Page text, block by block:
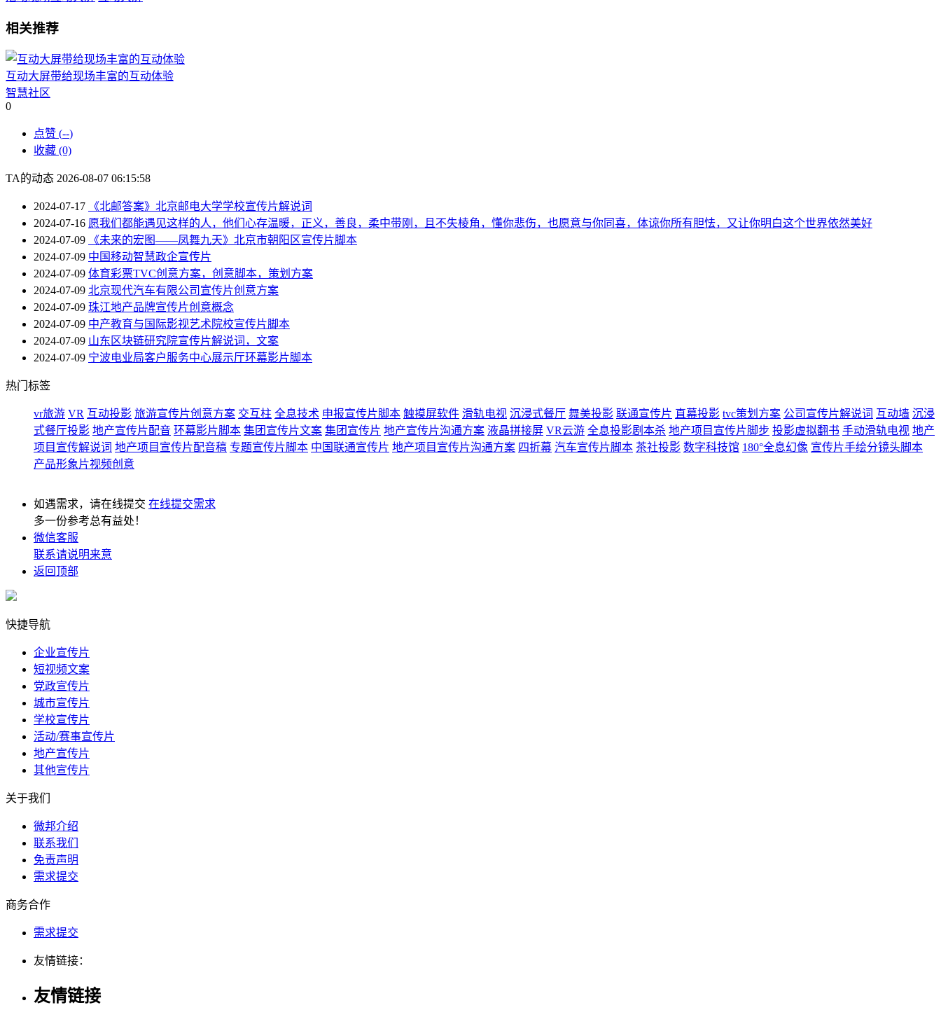
相关推荐
互动大屏带给现场丰富的互动体验
智慧社区
0
点赞 (--)
收藏 (0)
TA的动态 2026-08-07 06:15:58
2024-07-17
《北邮答案》北京邮电大学学校宣传片解说词
2024-07-16 愿我们都能遇见这样的人，他们心存温暖，正义，善良，柔中带刚，且不失棱角，懂你悲伤，也愿意与你同喜，体谅你所有胆怯，又让你明白这个世界依然美好
2024-07-09
《未来的宏图——凤舞九天》北京市朝阳区宣传片脚本
2024-07-09 中国移动智慧政企宣传片
2024-07-09 体育彩票TVC创意方案，创意脚本，策划方案
2024-07-09 北京现代汽车有限公司宣传片创意方案
2024-07-09 珠江地产品牌宣传片创意概念
2024-07-09 中产教育与国际影视艺术院校宣传片脚本
2024-07-09 山东区块链研究院宣传片解说词，文案
2024-07-09 宁波电业局客户服务中心展示厅环幕影片脚本
热门标签
vr旅游 VR 互动投影 旅游宣传片创意方案 交互柱 全息技术 申报宣传片脚本 触摸屏软件 滑轨电视 沉浸式餐厅 舞美投影 联通宣传片 直幕投影 tvc策划方案 公司宣传片解说词 互动墙 沉浸
式餐厅投影 地产宣传片配音 环幕影片脚本 集团宣传片文案 集团宣传片 地产宣传片沟通方案 液晶拼接屏 VR云游 全息投影剧本杀 地产项目宣传片脚步 投影虚拟翻书 手动滑轨电视 地产
项目宣传解说词 地产项目宣传片配音稿 专题宣传片脚本 中国联通宣传片 地产项目宣传片沟通方案 四折幕 汽车宣传片脚本 茶社投影 数字科技馆 180°全息幻像 宣传片手绘分镜头脚本
产品形象片视频创意
如遇需求，请在线提交 在线提交需求
多一份参考总有益处！
微信客服
联系请说明来意
返回顶部
快捷导航
企业宣传片
短视频文案
党政宣传片
城市宣传片
学校宣传片
活动/赛事宣传片
地产宣传片
其他宣传片
关于我们
微邦介绍
联系我们
免责声明
需求提交
商务合作
需求提交
友情链接：
友情链接